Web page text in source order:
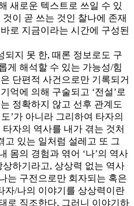
새로운 텍스트로 쓰일 수 있
이 곧 쓰는 것인 찰나에 존재
로 지금이라는 시간에 구성된
되지 못 한, 때론 정보로도 구
게 해석할 수 있는 가능성/힘
단편적 사건으로만 기록되거
억에 의해 구술되고 ‘전설’로
정확하지 않고 선후 관계도
’가 아니라 그리하여 타자의
자의 역사를 내가 겪는 것처
고 있는 일처럼 설레고 또 그
몸의 경험과 엮어 ‘나’의 역사
하기라고, 상상력 없는 역사
는 구전으로만 회자되는 혹은
자/나의 이야기를 상상력이란
로 직조한다. 그러니 이야기하